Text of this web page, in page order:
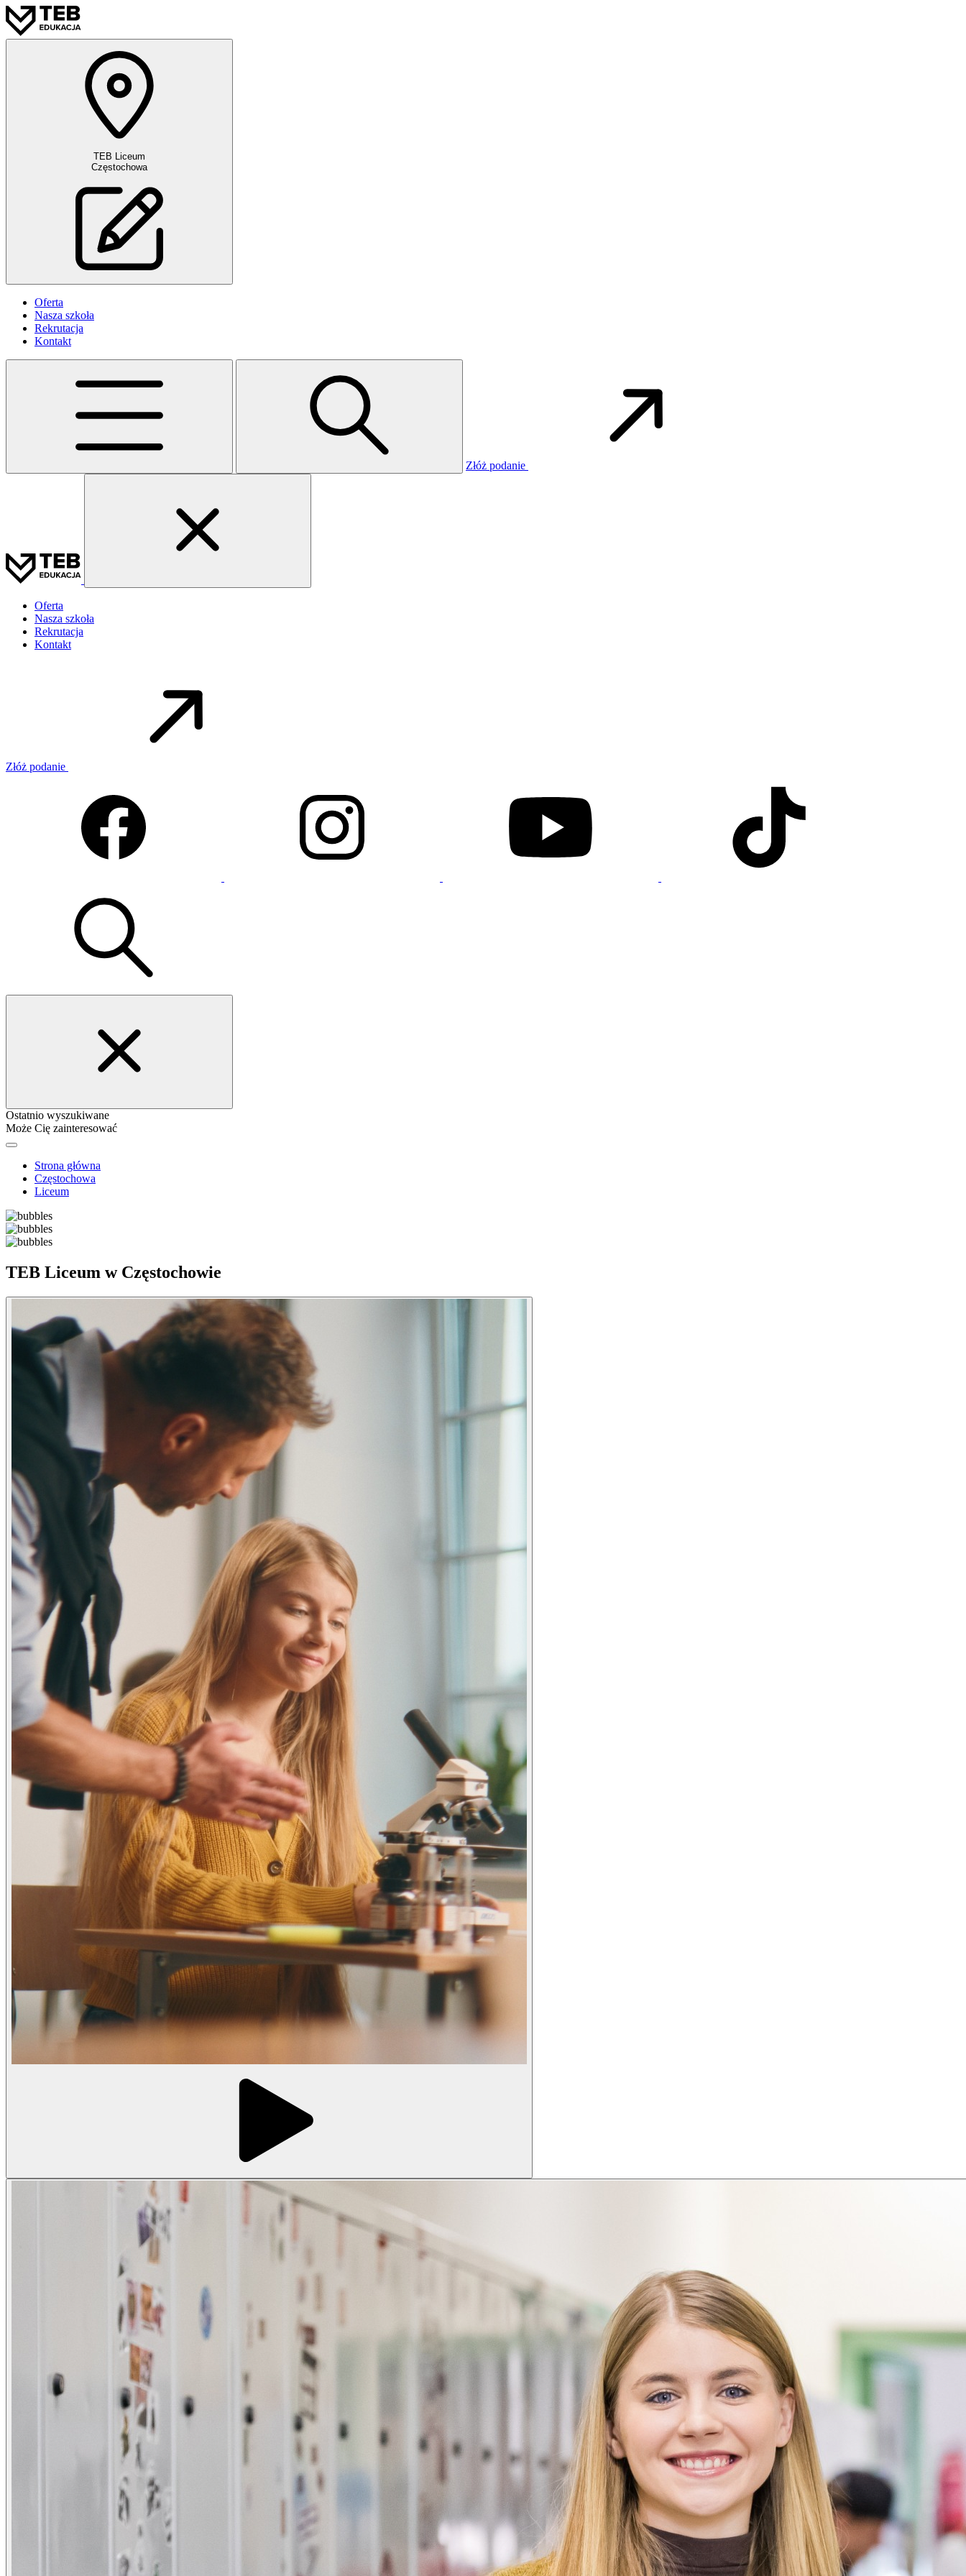
TEB Liceum
Częstochowa
Oferta
Nasza szkoła
Rekrutacja
Kontakt
Złóż podanie
Oferta
Nasza szkoła
Rekrutacja
Kontakt
Złóż podanie
Ostatnio wyszukiwane
Może Cię zainteresować
Strona główna
Częstochowa
Liceum
TEB Liceum w Częstochowie